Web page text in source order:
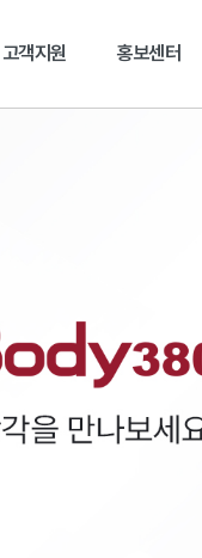
고객지원 홍보센터